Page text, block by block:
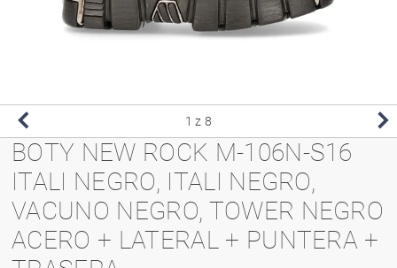
1 z 8
BOTY NEW ROCK M-106N-S16
ITALI NEGRO, ITALI NEGRO,
VACUNO NEGRO, TOWER NEGRO
ACERO + LATERAL + PUNTERA +